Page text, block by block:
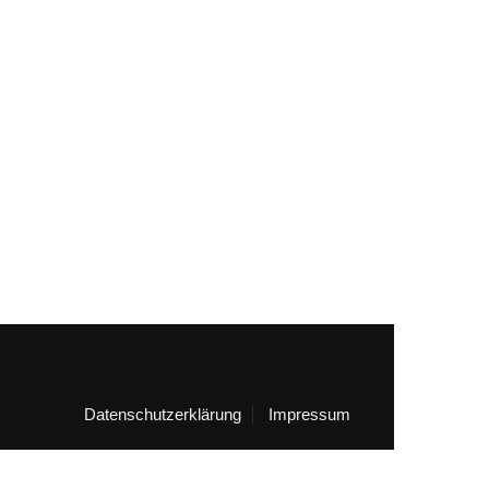
Datenschutzerklärung Impressum